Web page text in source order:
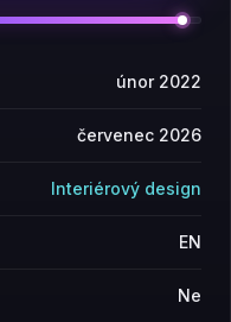
únor 2022
červenec 2026
Interiérový design
EN
Ne